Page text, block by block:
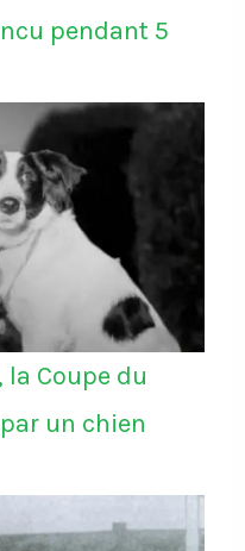
pendant 5
la Coupe du
un chien